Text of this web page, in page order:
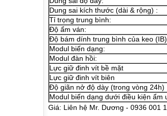
Dung sai kích thước (dài & rộng) :
Tỉ trọng trung bình:
Độ ẩm ván:
Độ bám dính trung bình của keo
Modul biến dạng:
Modul đàn hồi:
Lực giữ đinh vít bề mặt
Lực giữ đinh vít biên
Độ giãn nở độ dày (trong vòng 24h)
Modul biến dạng dưới điều kiện ẩm
Giá: Liên hệ Mr. Dương - 0936 001